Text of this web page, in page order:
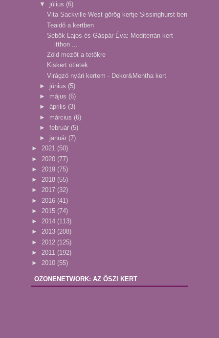
▼ július (6)
Vita Sackville-West görög kertje Sissinghurst-ben
Teaidő a kertben
Sebők Lajos és Gáspár Éva: Mediterrán kert
itthon ...
Zöld mezőt a tetőkre
Kiskert ötletek
Virágzó nyári kertem - Dekor&Mentha kert
► június (5)
► május (6)
► április (3)
► március (6)
► február (5)
► január (7)
► 2021 (50)
► 2020 (77)
► 2019 (75)
► 2018 (55)
► 2017 (32)
► 2016 (41)
► 2015 (74)
► 2014 (113)
► 2013 (208)
► 2012 (125)
► 2011 (192)
► 2010 (55)
OZONENETWORK: AZ ŐSZI KERT